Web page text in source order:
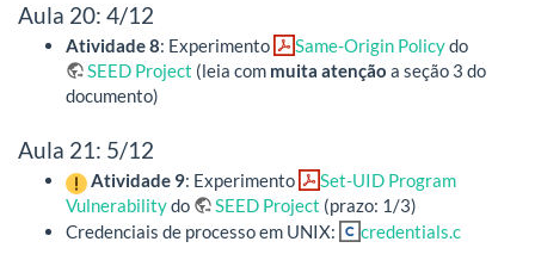
Aula 20: 4/12
Atividade 8: Experimento Same-Origin Policydo
SEED Project (leia com muita atenção a seção 3 do
documento)
Aula 21: 5/12
Atividade 9: Experimento
Set-UID Program
Vulnerabilitydo SEED Project (prazo: 1/3)
Credenciais de processo em UNIX:
credentials.c